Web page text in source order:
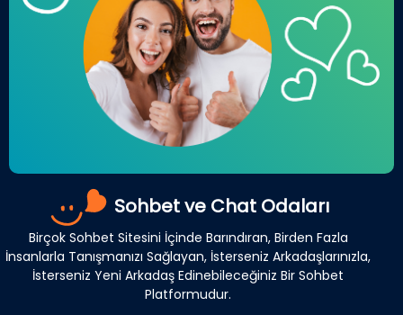
Sohbet ve Chat Odaları
Birçok Sohbet Sitesini İçinde Barındıran, Birden Fazla
İnsanlarla Tanışmanızı Sağlayan, İsterseniz Arkadaşlarınızla,
İsterseniz Yeni Arkadaş Edinebileceğiniz Bir Sohbet
Platformudur.